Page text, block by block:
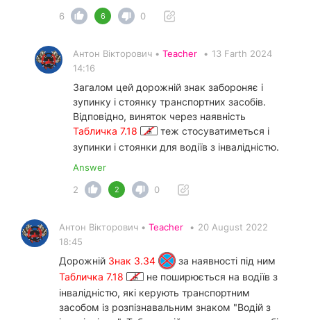
6
6 0
Антон Вікторович • Teacher • 13 Farth 2024
14:16
Загалом цей дорожній знак забороняє і
зупинку і стоянку транспортних засобів.
Відповідно, виняток через наявність
Табличка 7.18
теж стосуватиметься і
зупинки і стоянки для водіїв з інвалідністю.
Answer
2
2 0
Антон Вікторович • Teacher • 20 August 2022
18:45
Дорожній Знак 3.34
за наявності під ним
Табличка 7.18
не поширюється на водіїв з
інвалідністю, які керують транспортним
засобом із розпізнавальним знаком "Водій з